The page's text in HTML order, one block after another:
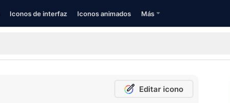
Iconos de interfaz Iconos animados Más
Editar icono